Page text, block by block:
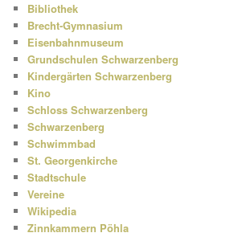
Bibliothek
Brecht-Gymnasium
Eisenbahnmuseum
Grundschulen Schwarzenberg
Kindergärten Schwarzenberg
Kino
Schloss Schwarzenberg
Schwarzenberg
Schwimmbad
St. Georgenkirche
Stadtschule
Vereine
Wikipedia
Zinnkammern Pöhla